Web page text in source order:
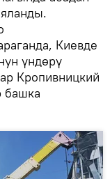
Киевде
үндөрү
Кропивницкий
башка